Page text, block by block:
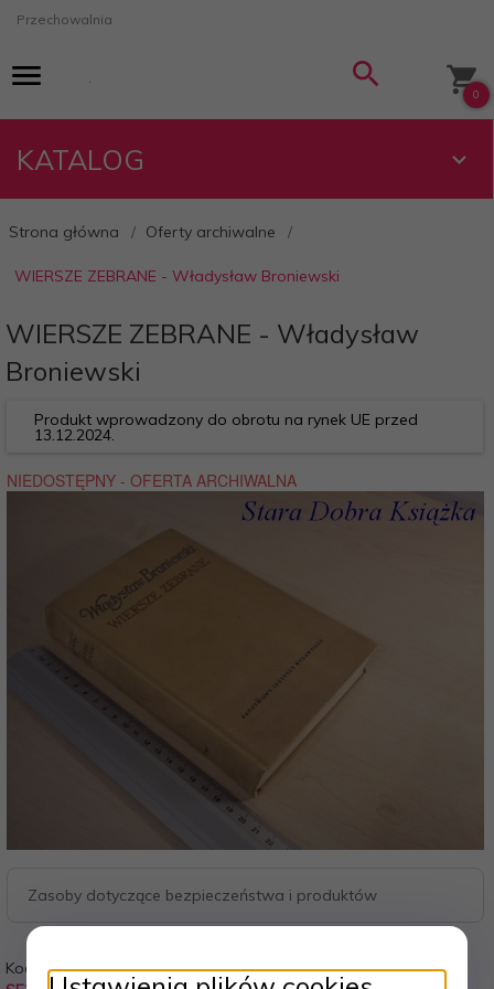
Przechowalnia
0
KATALOG
Strona główna Oferty archiwalne
WIERSZE ZEBRANE - Władysław Broniewski
WIERSZE ZEBRANE - Władysław
Broniewski
Produkt wprowadzony do obrotu na rynek UE przed
13.12.2024.
Zasoby dotyczące bezpieczeństwa i produktów
Kod:
Waga: